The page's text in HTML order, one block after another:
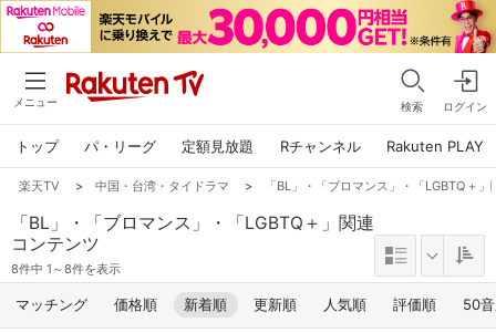
メニュー 検索 ログイン
トップ パ・リーグ 定額見放題 Rチャンネル Rakuten PLAY
楽天TV > 中国・台湾・タイドラマ > 「BL」・「ブロマンス」・「LGBTQ＋
「BL」・「ブロマンス」・「LGBTQ＋」関連
コンテンツ
8件中 1～8件を表示
マッチング 価格順 新着順 更新順 人気順 評価順 50